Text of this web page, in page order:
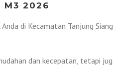
M3 2026
di Kecamatan Tanjung
dan kecepatan, tetapi